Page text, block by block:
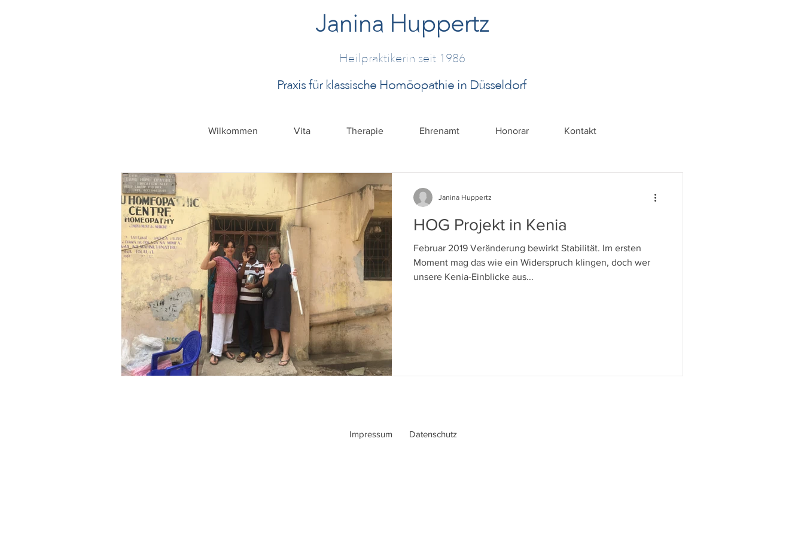
Janina Huppertz
Heilpraktikerin seit 1986
Praxis für klassische Homöopathie in Düsseldorf
HOG Projekt in Kenia
Februar 2019 Veränderung bewirkt Stabilität. Im ersten
Moment mag das wie ein Widerspruch klingen, doch wer
unsere Kenia-Einblicke aus...
Janina Huppertz
Wilkommen Vita Therapie Ehrenamt Honorar Kontakt
Impressum Datenschutz